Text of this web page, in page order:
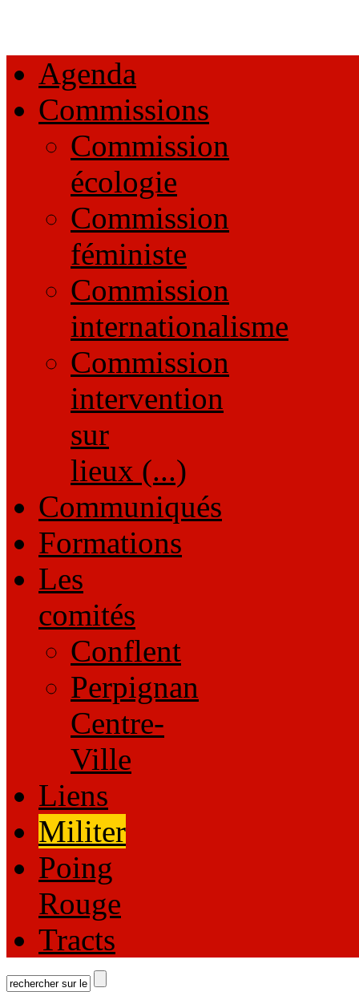
Agenda
Commissions
Commission
écologie
Commission
féministe
Commission
internationalisme
Commission
intervention
sur
lieux (...)
Communiqués
Formations
Les
comités
Conflent
Perpignan
Centre-
Ville
Liens
Militer
Poing
Rouge
Tracts